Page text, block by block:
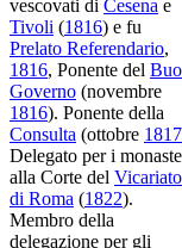
vescovati di Cesena e
Tivoli (1816) e fu
Prelato Referendario,
1816, Ponente del
Governo (novembre
1816). Ponente della
Consulta (ottobre 1817
Delegato per i
alla Corte del Vicariato
di Roma (1822).
Membro della
delegazione per gli